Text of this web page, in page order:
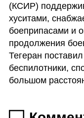
(КСИР)
хуситами,
боеприпасами и
продолжения
Тегеран
беспилотники,
большом